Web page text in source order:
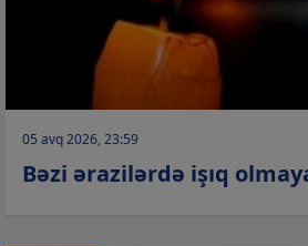
05 avq 2026, 23:59
Bəzi ərazilərdə işıq